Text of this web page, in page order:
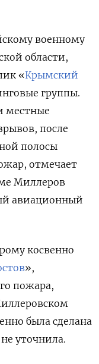
военному
области,
«Крымский
группы.
местные
после
полосы
отмечает
Миллеров
авиационный
косвенно
»,
пожара,
была сделана
уточнила.